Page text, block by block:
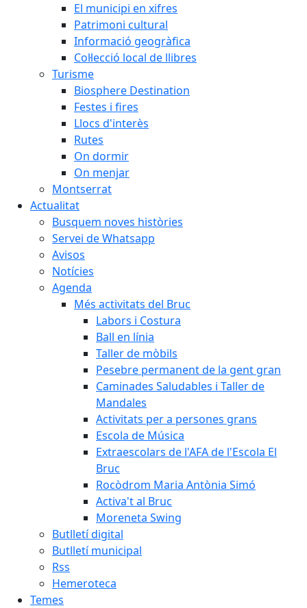
El municipi en xifres
Patrimoni cultural
Informació geogràfica
Col·lecció local de llibres
Turisme
Biosphere Destination
Festes i fires
Llocs d'interès
Rutes
On dormir
On menjar
Montserrat
Actualitat
Busquem noves històries
Servei de Whatsapp
Avisos
Notícies
Agenda
Més activitats del Bruc
Labors i Costura
Ball en línia
Taller de mòbils
Pesebre permanent de la gent gran
Caminades Saludables i Taller de
Mandales
Activitats per a persones grans
Escola de Música
Extraescolars de l'AFA de l'Escola El
Bruc
Rocòdrom Maria Antònia Simó
Activa't al Bruc
Moreneta Swing
Butlletí digital
Butlletí municipal
Rss
Hemeroteca
Temes